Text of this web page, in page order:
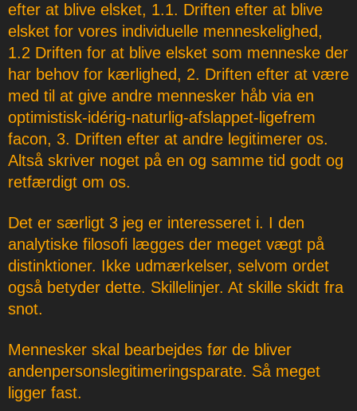
efter at blive elsket, 1.1. Driften efter at blive
elsket for vores individuelle menneskelighed,
1.2 Driften for at blive elsket som menneske der
har behov for kærlighed, 2. Driften efter at være
med til at give andre mennesker håb via en
optimistisk-idérig-naturlig-afslappet-ligefrem
facon, 3. Driften efter at andre legitimerer os.
Altså skriver noget på en og samme tid godt og
retfærdigt om os.
Det er særligt 3 jeg er interesseret i. I den
analytiske filosofi lægges der meget vægt på
distinktioner. Ikke udmærkelser, selvom ordet
også betyder dette. Skillelinjer. At skille skidt fra
snot.
Mennesker skal bearbejdes før de bliver
andenpersonslegitimeringsparate. Så meget
ligger fast.